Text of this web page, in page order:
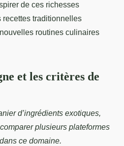
de ces richesses
traditionnelles
routines culinaires
et les critères de
d’ingrédients exotiques,
plusieurs plateformes
ce domaine.